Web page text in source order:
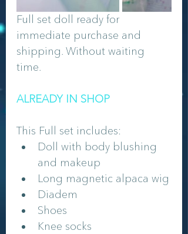
Full set doll ready for
immediate purchase and
shipping. Without waiting
time.
ALREADY IN SHOP
This Full set includes:
Doll with body blushing
and makeup
Long magnetic alpaca wig
Diadem
Shoes
Knee socks